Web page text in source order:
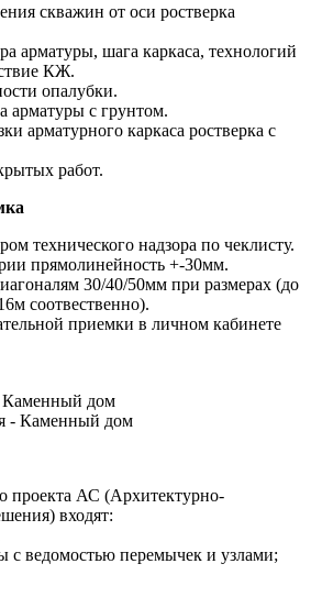
скважин от оси ростверка
арматуры, шага каркаса, технологий
КЖ.
опалубки.
арматуры с грунтом.
арматурного каркаса ростверка с
работ.
технического надзора по чеклисту.
прямолинейность +-30мм.
30/40/50мм при размерах (до
соотвественно).
приемки в личном кабинете
дом
проекта АС (Архитектурно-
входят:
с ведомостью перемычек и узлами;